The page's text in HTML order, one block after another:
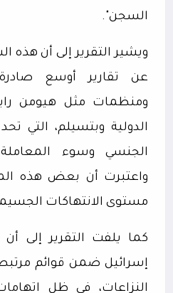
السجن".
ويشير التقرير إلى أن هذه
عن تقارير أوسع
ومنظمات مثل هيومن
الدولية وبتسيلم، التي
الجنسي وسوء المعاملة
واعتبرت أن بعض هذه
مستوى الانتهاكات
كما يلفت التقرير إلى
إسرائيل ضمن قوائم
النزاعات، في ظل